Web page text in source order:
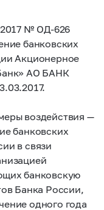
№ ОД-626
банковских
Акционерное
АО БАНК
воздействия —
банковских
в связи
банковскую
Банка России,
одного года